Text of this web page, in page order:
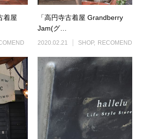
着屋
「高円寺古着屋 Grandberry
Jam(グ…
2020.02.21 SHOP RECOMEND